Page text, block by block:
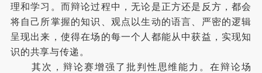
理和学习。而辩论过程中，无论是正方还是反方，都会
将自己所掌握的知识、观点以生动的语言、严密的逻辑
呈现出来，使得在场的每一个人都能从中获益，实现知
识的共享与传递。
其次，辩论赛增强了批判性思维能力。在辩论场